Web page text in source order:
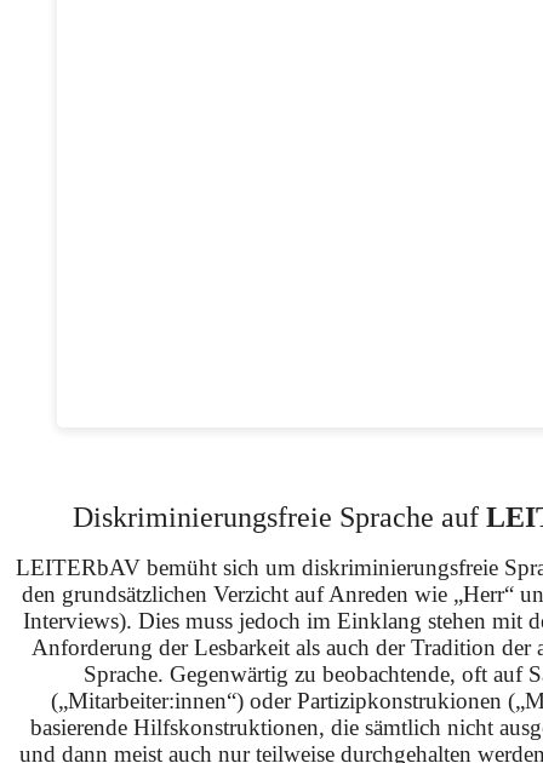
Diskriminierungsfreie Sprache auf
LEITERbAV bemüht sich um diskriminierungsfreie
den grundsätzlichen Verzicht auf Anreden wie „Herr“
Interviews). Dies muss jedoch im Einklang stehen mit
Anforderung der Lesbarkeit als auch der Tradition der
Sprache. Gegenwärtig zu beobachtende, oft auf
(„Mitarbeiter:innen“) oder Partizipkonstrukionen
basierende Hilfskonstruktionen, die sämtlich nicht
und dann meist auch nur teilweise durchgehalten